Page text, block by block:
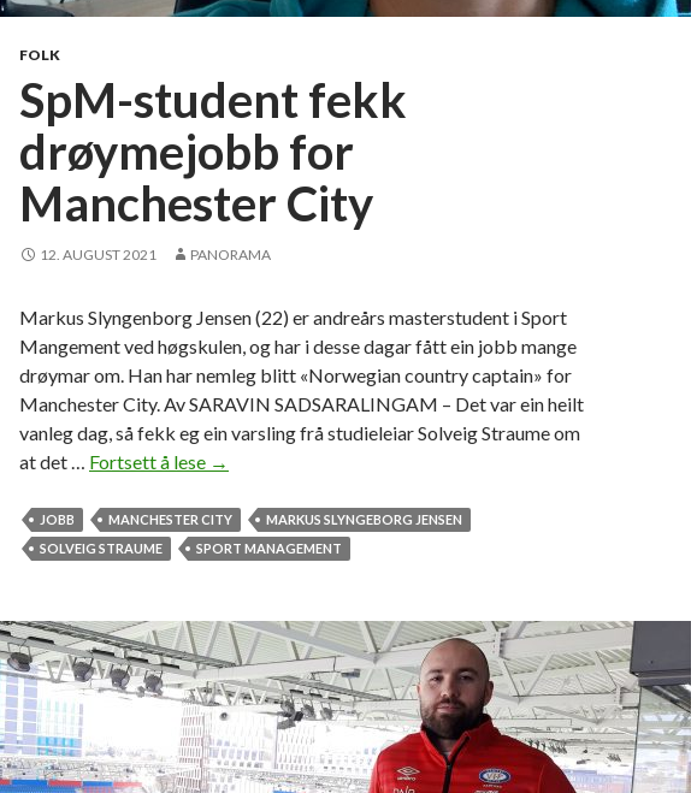
k
g
FOLK
SpM-student fekk
drøymejobb for
Manchester City
12. AUGUST 2021 PANORAMA
Markus Slyngenborg Jensen (22) er andreårs masterstudent i Sport
Mangement ved høgskulen, og har i desse dagar fått ein jobb mange
drøymar om. Han har nemleg blitt «Norwegian country captain» for
Manchester City. Av SARAVIN SADSARALINGAM – Det var ein heilt
vanleg dag, så fekk eg ein varsling frå studieleiar Solveig Straume om
at det … Fortsett å lese S
M
-
u
d
e
n
t
f
→
JOBB MANCHESTER CITY
MARKUS SLYNGEBORG JENSEN
SOLVEIG STRAUME
SPORT MANAGEMENT